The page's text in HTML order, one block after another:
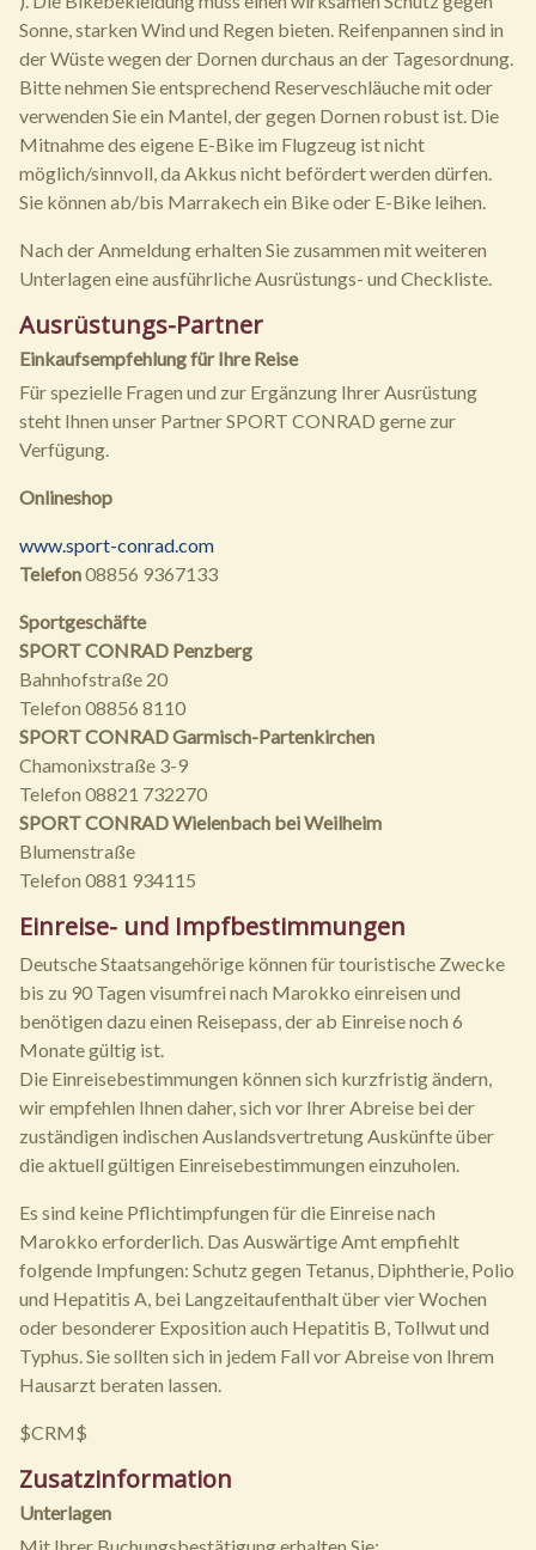
Sonne, starken Wind und Regen bieten. Reifenpannen sind in
der Wüste wegen der Dornen durchaus an der Tagesordnung.
Bitte nehmen Sie entsprechend Reserveschläuche mit oder
verwenden Sie ein Mantel, der gegen Dornen robust ist. Die
Mitnahme des eigene E-Bike im Flugzeug ist nicht
möglich/sinnvoll, da Akkus nicht befördert werden dürfen.
Sie können ab/bis Marrakech ein Bike oder E-Bike leihen.
Nach der Anmeldung erhalten Sie zusammen mit weiteren
Unterlagen eine ausführliche Ausrüstungs- und Checkliste.
Ausrüstungs-Partner
Einkaufsempfehlung für Ihre Reise
Für spezielle Fragen und zur Ergänzung Ihrer Ausrüstung
steht Ihnen unser Partner SPORT CONRAD gerne zur
Verfügung.
Onlineshop
www.sport-conrad.com
Telefon08856 9367133
Sportgeschäfte
SPORT CONRAD Penzberg
Bahnhofstraße 20
Telefon 08856 8110
SPORT CONRAD Garmisch-Partenkirchen
Chamonixstraße 3-9
Telefon 08821 732270
SPORT CONRAD Wielenbach bei Weilheim
Blumenstraße
Telefon 0881 934115
Einreise- und Impfbestimmungen
Deutsche Staatsangehörige können für touristische Zwecke
bis zu 90 Tagen visumfrei nach Marokko einreisen und
benötigen dazu einen Reisepass, der ab Einreise noch 6
Monate gültig ist.
Die Einreisebestimmungen können sich kurzfristig ändern,
wir empfehlen Ihnen daher, sich vor Ihrer Abreise bei der
zuständigen indischen Auslandsvertretung Auskünfte über
die aktuell gültigen Einreisebestimmungen einzuholen.
Es sind keine Pflichtimpfungen für die Einreise nach
Marokko erforderlich. Das Auswärtige Amt empfiehlt
folgende Impfungen: Schutz gegen Tetanus, Diphtherie, Polio
und Hepatitis A, bei Langzeitaufenthalt über vier Wochen
oder besonderer Exposition auch Hepatitis B, Tollwut und
Typhus. Sie sollten sich in jedem Fall vor Abreise von Ihrem
Hausarzt beraten lassen.
$CRM$
Zusatzinformation
Unterlagen